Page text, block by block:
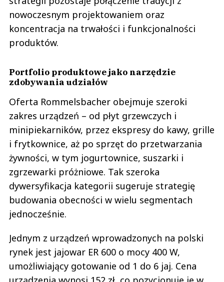
nowoczesnym projektowaniem oraz
koncentracja na trwałości i funkcjonalności
produktów.
Portfolio produktowe jako narzędzie
zdobywania udziałów
Oferta Rommelsbacher obejmuje szeroki
zakres urządzeń – od płyt grzewczych i
minipiekarników, przez ekspresy do kawy, grille
i frytkownice, aż po sprzęt do przetwarzania
żywności, w tym jogurtownice, suszarki i
zgrzewarki próżniowe. Tak szeroka
dywersyfikacja kategorii sugeruje strategię
budowania obecności w wielu segmentach
jednocześnie.
Jednym z urządzeń wprowadzonych na polski
rynek jest jajowar ER 600 o mocy 400 W,
umożliwiający gotowanie od 1 do 6 jaj. Cena